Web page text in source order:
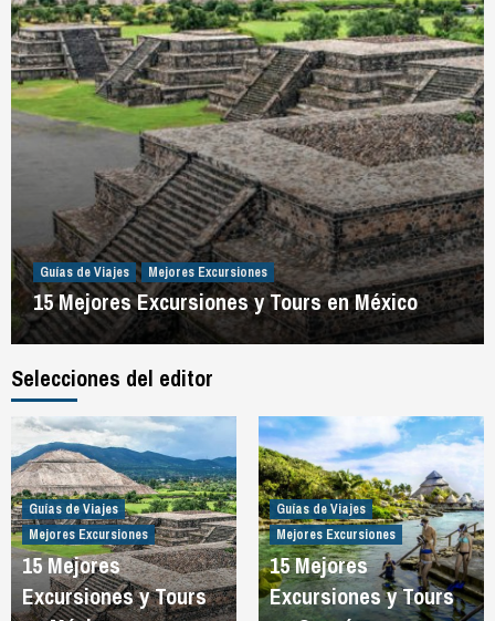
Guías de Viajes Mejores Excursiones
15 Mejores Excursiones y Tours en México
Selecciones del editor
Guías de Viajes
Mejores Excursiones
15 Mejores
Excursiones y Tours
Guías de Viajes
Mejores Excursiones
15 Mejores
Excursiones y Tours